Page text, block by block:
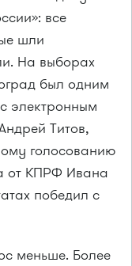
все
шли
На выборах
был одним
электронным
Титов,
голосованию
от КПРФ Ивана
победил с
меньше. Более